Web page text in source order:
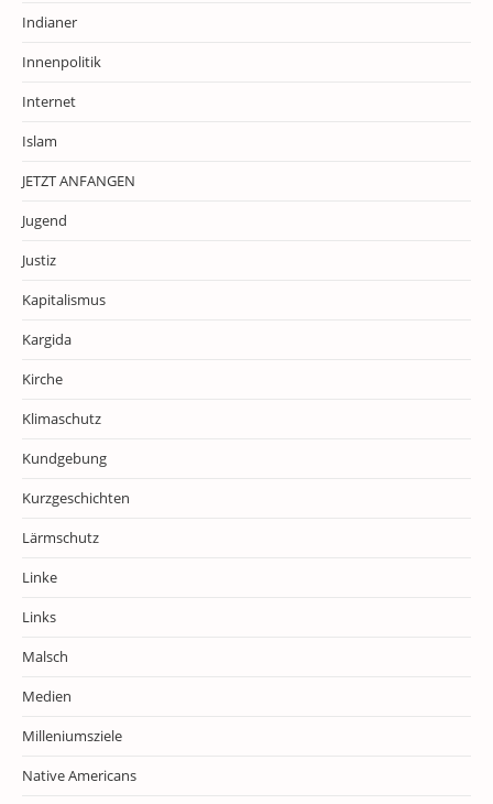
Indianer
Innenpolitik
Internet
Islam
JETZT ANFANGEN
Jugend
Justiz
Kapitalismus
Kargida
Kirche
Klimaschutz
Kundgebung
Kurzgeschichten
Lärmschutz
Linke
Links
Malsch
Medien
Milleniumsziele
Native Americans